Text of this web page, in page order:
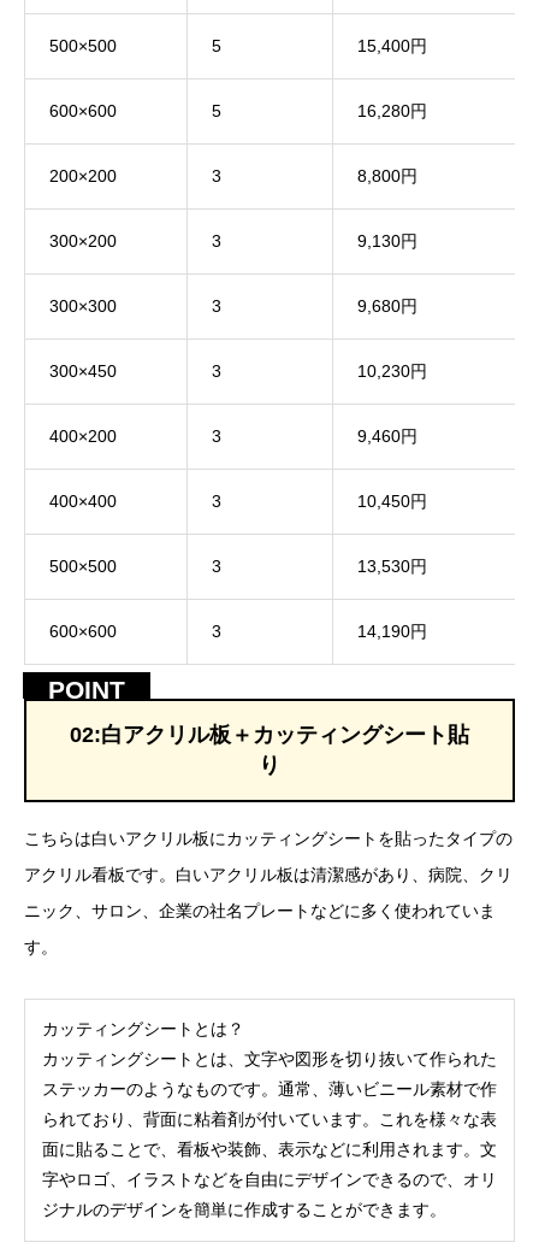
500×500 5 15,400円
600×600 5 16,280円
200×200 3 8,800円
300×200 3 9,130円
300×300 3 9,680円
300×450 3 10,230円
400×200 3 9,460円
400×400 3 10,450円
500×500 3 13,530円
600×600 3 14,190円
02:白アクリル板＋カッティングシート貼
り
こちらは白いアクリル板にカッティングシートを貼ったタイプの
アクリル看板です。白いアクリル板は清潔感があり、病院、クリ
ニック、サロン、企業の社名プレートなどに多く使われていま
す。
カッティングシートとは？
カッティングシートとは、文字や図形を切り抜いて作られた
ステッカーのようなものです。通常、薄いビニール素材で作
られており、背面に粘着剤が付いています。これを様々な表
面に貼ることで、看板や装飾、表示などに利用されます。文
字やロゴ、イラストなどを自由にデザインできるので、オリ
ジナルのデザインを簡単に作成することができます。